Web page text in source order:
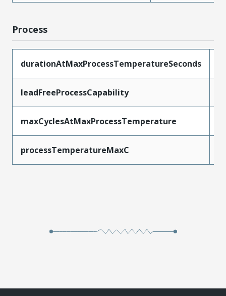
Process
durationAtMaxProcessTemperatureSeconds
leadFreeProcessCapability
maxCyclesAtMaxProcessTemperature
processTemperatureMaxC